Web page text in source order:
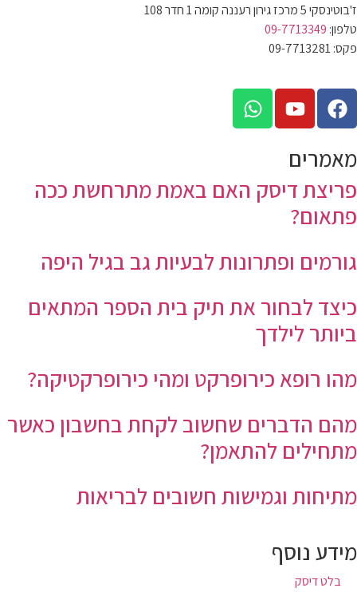
ז'בוטינסקי 5 מרכז גירון רעננה קומה 1 חדר 108
טלפון: 09-7713349
פקס: 09-7713281
מאמרים
פריצת דיסק האם באמת מתרחשת ככה
פתאום?
גורמים ופתרונות לבעיות גב בגיל היפה
כיצד לבחור את תיק בית הספר המתאים
ביותר לילדך
מהו רופא כירופרקט ומהי כירופרקטיקה?
מהם הדברים שחשוב לקחת בחשבון כאשר
מתחילים להתאמן?
מתיחות וגמישות חשובים לבריאות
מידע נוסף
בלט דיסק